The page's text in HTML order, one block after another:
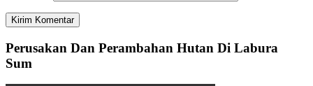
Perusakan Dan Perambahan Hutan Di Labura
Sum